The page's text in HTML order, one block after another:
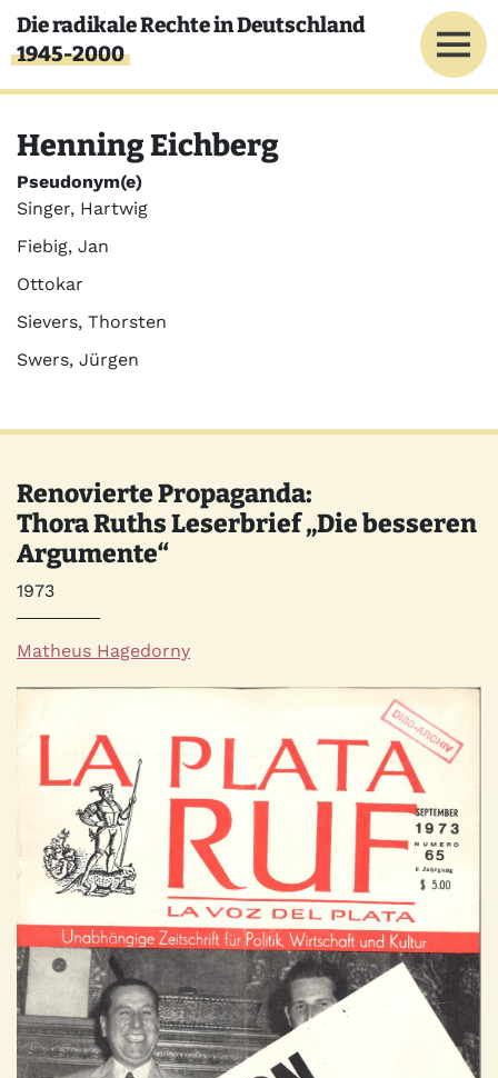
Direkt zum Inhalt
Die radikale Rechte in Deutschland
1945-2000
Henning Eichberg
Pseudonym(e)
Singer, Hartwig
Fiebig, Jan
Ottokar
Sievers, Thorsten
Swers, Jürgen
Renovierte Propaganda:
Thora Ruths Leserbrief „Die besseren
Argumente“
Jahr
1973
Autor*innen
Matheus Hagedorny